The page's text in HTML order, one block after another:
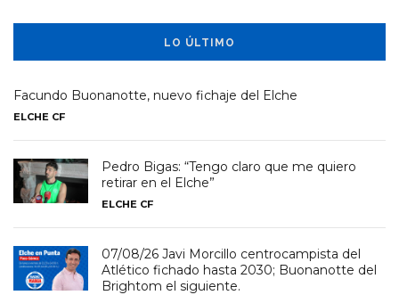
LO ÚLTIMO
Facundo Buonanotte, nuevo fichaje del Elche
ELCHE CF
Pedro Bigas: “Tengo claro que me quiero
retirar en el Elche”
ELCHE CF
07/08/26 Javi Morcillo centrocampista del
Atlético fichado hasta 2030; Buonanotte del
Brightom el siguiente.